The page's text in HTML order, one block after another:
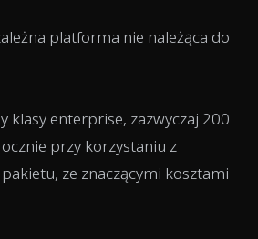
platforma nie należąca do
klasy enterprise, zazwyczaj 200
przy korzystaniu z
ze znaczącymi kosztami